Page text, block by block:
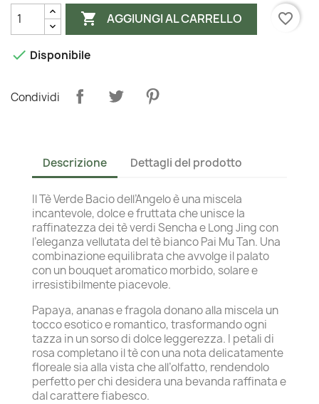
 AGGIUNGI AL CARRELLO favorite_border
 Disponibile
Condividi
Descrizione Dettagli del prodotto
Il Tè Verde Bacio dell’Angelo è una miscela
incantevole, dolce e fruttata che unisce la
raffinatezza dei tè verdi Sencha e Long Jing con
l’eleganza vellutata del tè bianco Pai Mu Tan. Una
combinazione equilibrata che avvolge il palato
con un bouquet aromatico morbido, solare e
irresistibilmente piacevole.
Papaya, ananas e fragola donano alla miscela un
tocco esotico e romantico, trasformando ogni
tazza in un sorso di dolce leggerezza. I petali di
rosa completano il tè con una nota delicatamente
floreale sia alla vista che all’olfatto, rendendolo
perfetto per chi desidera una bevanda raffinata e
dal carattere fiabesco.